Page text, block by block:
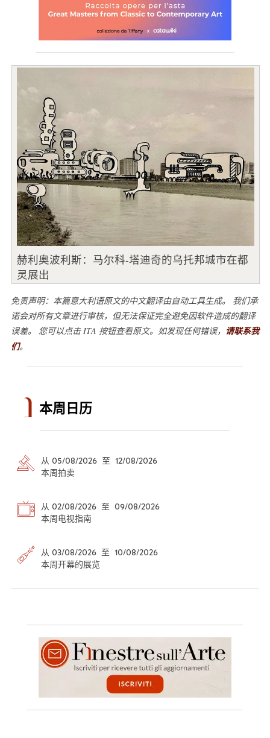
赫利奥波利斯：马尔科-塔迪奇的乌托邦城市在都
灵展出
免责声明：本篇意大利语原文的中文翻译由自动工具生成。 我们承
诺会对所有文章进行审核，但无法保证完全避免因软件造成的翻译
误差。 您可以点击 ITA 按钮查看原文。如发现任何错误， 请联系我
们。
本周日历
从 05/08/2026 至 12/08/2026
本周拍卖
从 02/08/2026 至 09/08/2026
本周电视指南
从 03/08/2026 至 10/08/2026
本周开幕的展览